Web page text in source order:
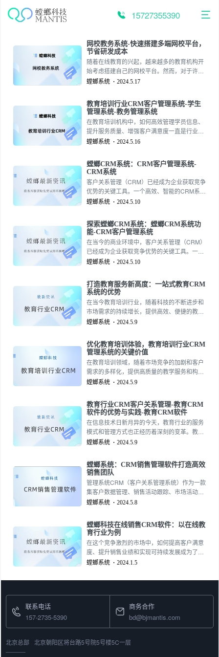
15727355390
网校教务系统-快速搭建多端网校平台，
节省研发成本
随着在线教育的兴起，越来越多的教育机构开
始考虑搭建自己的网校平台。然而，对于许多
中小型机构来说，高昂的研发成本和复杂的技
个问题呢？答案就是快速搭建螳螂网校教务平
台。157-2735-5390
螳螂系统 2024.5.17
教育培训行业CRM客户管理系统-学生
管理系统-教务管理系统
在教育培训机构中，如何高效管理学员信息、
提升服务质量、增强客户满意度一直是行业内
关注的重点。随着科技的发展，越来越多的教
问题。其中，教育培训行业CRM客户管理系统
以其独特的功能和优势，成为众多机构的首
选。157-2735-5390
螳螂系统 2024.5.16
螳螂CRM系统：CRM客户管理系统-
CRM系统
客户关系管理（CRM）已经成为企业获取竞争
优势的关键工具。一个高效、智能的CRM系统
能够帮助企业更好地理解客户需求，提升服务
市场份额的扩大。在这一背景下，“螳螂CRM
系统”凭借其全面而精细的功能特性，成为业内
领先的CRM解决方案之一157-2735-5390
螳螂系统 2024.5.10
探索螳螂CRM系统：螳螂CRM系统功
能-CRM客户管理系统
在当今的商业环境中，客户关系管理（CRM）
已经成为企业获取竞争优势的关键工具。一个
高效、智能的CRM系统能够帮助企业更好地理
度，从而推动销售增长和市场份额的扩大。在
这一背景下，“螳螂CRM系统”凭借其全面而精
细的功能特性，成为的CRM解决方案之一。
157-2735-5390
螳螂系统 2024.5.10
打造教育服务新高度：一站式教育CRM
系统的优势
在当今教育培训行业，随着科技的不断进步和
市场需求的持续增长，提供高效、便捷的教学
服务已经成为教育机构发展的必然趋势。一站
Management，客户关系管理）系统作为教育
服务创新的代表，正逐渐成为推动教育培训机
构提升服务质量和市场竞争力的关键工具157-
2735-5390157-2735-5390
螳螂系统 2024.5.9
优化教育培训体验，教育培训行业CRM
管理系统的关键价值
在教育培训领域，随着市场竞争的加剧和客户
需求的多样化，提供高质量的教学服务和构建
有效的客户关系已成为教育机构成功的关键。
螳螂系统 2024.5.9
教育行业CRM客户关系管理-教育CRM
软件的优势与实践-教育CRM软件
在信息技术日新月异的今天，教育行业的服务
模式和管理方式也正经历着深刻的变革。教育
CRM软件（Customer Relationship
专为教育行业设计的管理工具，正逐渐成为教
育机构提升服务质量、增强学生满意度和提高
管理效率的重要手段157-2735-5390
螳螂系统 2024.5.9
螳螂系统：CRM销售管理软件打造高效
销售团队
管理系统CRM（客户关系管理系统）作为一款
集客户数据管理、销售活动跟踪、市场活动分
析等多功能于一体的销售管理软件，已经成为
工具157-2735-5390
螳螂系统 2024.5.8
螳螂科技在线销售CRM软件：以在线教
育行业为例
在这个竞争激烈的市场中，如何提高客户满意
度、提升销售业绩和实现可持续发展成为了各
大在线教育企业亟待解决的问题。而螳螂科技
一款强大工具。
螳螂系统 2024.1.5
联系电话
157-2735-5390
商务合作
bd@bjmantis.com
北京总部 北京朝阳区将台路5号院5号楼5C一层